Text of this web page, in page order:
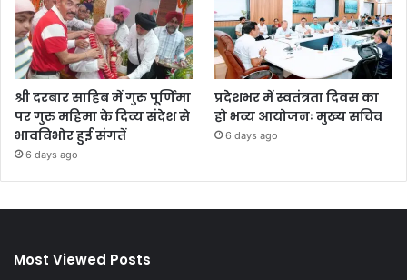
श्री दरबार साहिब में गुरु पूर्णिमा
पर गुरु महिमा के दिव्य संदेश से
भावविभोर हुई संगतें
6 days ago
प्रदेशभर में स्वतंत्रता दिवस का
हो भव्य आयोजनः मुख्य सचिव
6 days ago
Most Viewed Posts